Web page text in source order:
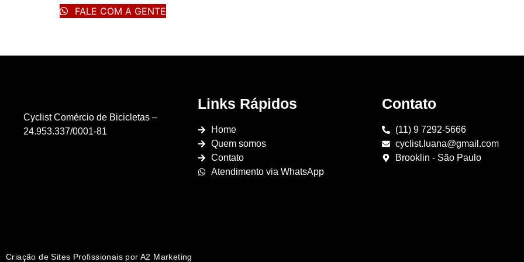
FALE COM A GENTE
Cyclist Comércio de Bicicletas –
24.953.337/0001-81
Links Rápidos
Home
Quem somos
Contato
Atendimento via WhatsApp
Contato
(11) 9 7292-5666
cyclist.luana@gmail.com
Brooklin - São Paulo
Criação de Sites Profissionais por A2 Marketing